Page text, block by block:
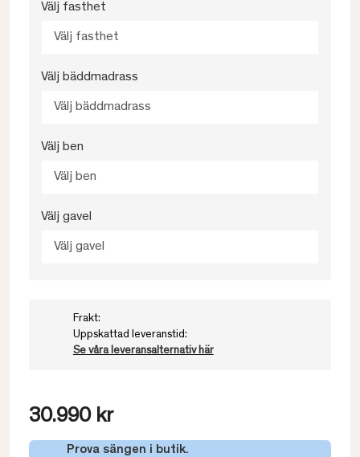
Välj fasthet
Välj fasthet
Välj bäddmadrass
Välj bäddmadrass
Välj ben
Välj ben
Välj gavel
Välj gavel
Frakt:
Uppskattad leveranstid:
Se våra leveransalternativ här
30.990 kr
Prova sängen i butik.